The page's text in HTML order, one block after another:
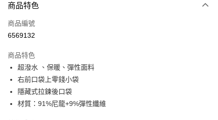
信用卡一次付款
LINE Pay
悠遊付
Google Pay
運送方式
商品特色
商品編號
6569132
商品特色
超潑水 、保暖、彈性面料
右前口袋上零錢小袋
隱藏式拉鍊後口袋
材質：91%尼龍+9%彈性纖維